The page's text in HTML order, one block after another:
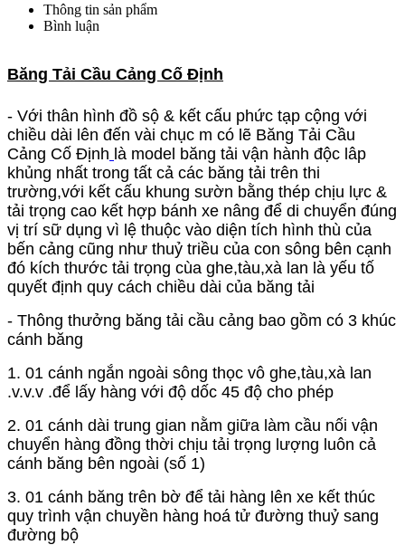
Thông tin sản phẩm
Bình luận
Băng Tải Cầu Cảng Cố Định
- Với thân hình đồ sộ & kết cấu phức tạp cộng với
chiều dài lên đến vài chục m có lẽ Băng Tải Cầu
Cảng Cố Định là model băng tải vận hành độc lâp
khủng nhất trong tất cả các băng tải trên thi
trường,với kết cấu khung sườn bằng thép chịu lực &
tải trọng cao kết hợp bánh xe nâng để di chuyển đúng
vị trí sữ dụng vì lệ thuộc vào diện tích hình thù của
bến cảng cũng như thuỷ triều của con sông bên cạnh
đó kích thước tải trọng cùa ghe,tàu,xà lan là yếu tố
quyết định quy cách chiều dài của băng tải
- Thông thưởng băng tải cầu cảng bao gồm có 3 khúc
cánh băng
1. 01 cánh ngắn ngoài sông thọc vô ghe,tàu,xà lan
.v.v.v .để lấy hàng với độ dốc 45 độ cho phép
2. 01 cánh dài trung gian nằm giữa làm cầu nối vận
chuyển hàng đồng thời chịu tải trọng lượng luôn cả
cánh băng bên ngoài (số 1)
3. 01 cánh băng trên bờ để tải hàng lên xe kết thúc
quy trình vận chuyền hàng hoá tử đường thuỷ sang
đường bộ